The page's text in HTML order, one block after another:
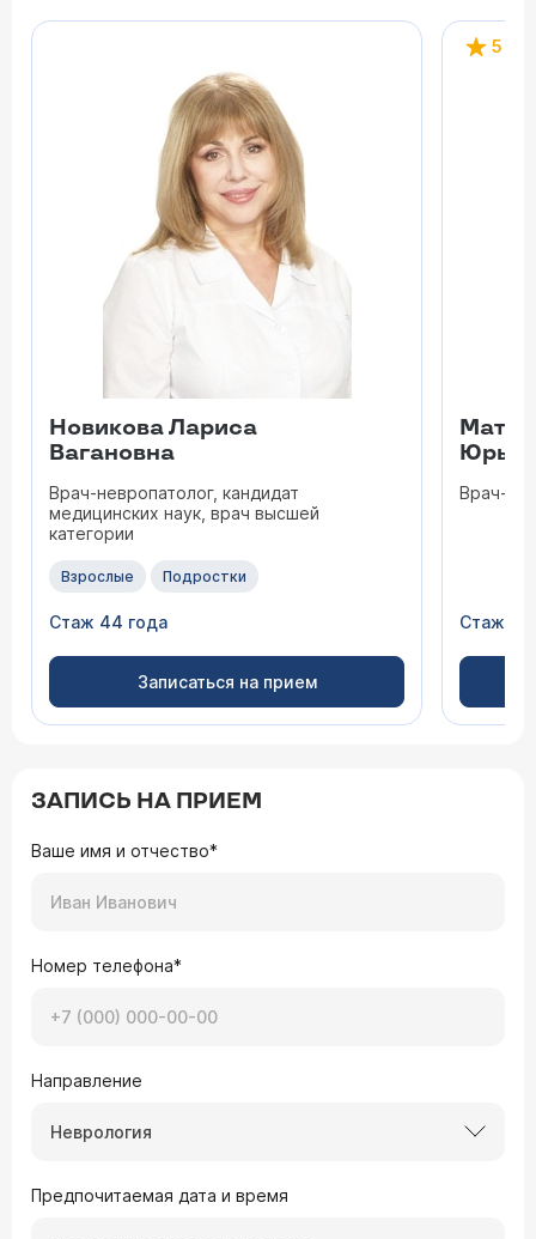
Новикова Лариса
Вагановна
Врач-невропатолог, кандидат
медицинских наук, врач высшей
категории
Взрослые Подростки
Стаж 44 года
Записаться на прием
5
Врач-
Стаж 28
ЗАПИСЬ НА ПРИЕМ
Ваше имя и отчество*
Номер телефона*
Направление
Неврология
Предпочитаемая дата и время